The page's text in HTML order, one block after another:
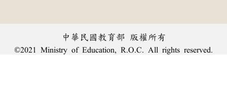
中華民國教育部 版權所有
©2021 Ministry of Education, R.O.C. All rights reserved.